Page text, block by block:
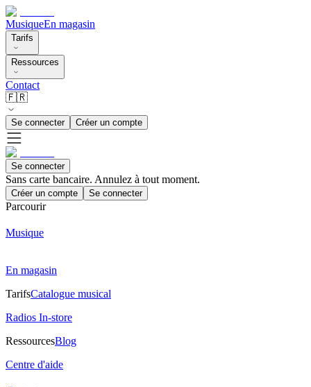
MusiqueEn magasin
Tarifs
Ressources
Contact
🇫🇷
Se connecter Créer un compte
Se connecter
Sans carte bancaire. Annulez à tout moment.
Créer un compte Se connecter
Parcourir
Musique
En magasin
TarifsCatalogue musical
Radios In-store
RessourcesBlog
Centre d'aide